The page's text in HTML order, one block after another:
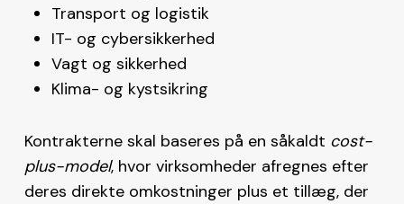
Transport og logistik
IT- og cybersikkerhed
Vagt og sikkerhed
Klima- og kystsikring
Kontrakterne skal baseres på en såkaldt cost-
plus-model, hvor virksomheder afregnes efter
deres direkte omkostninger plus et tillæg, der